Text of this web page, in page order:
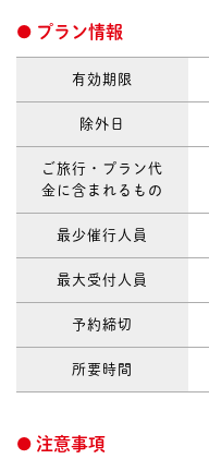
プラン情報
有効期限
除外日
ご旅行・プラン代
金に含まれるもの
最少催行人員
最大受付人員
予約締切
所要時間
注意事項